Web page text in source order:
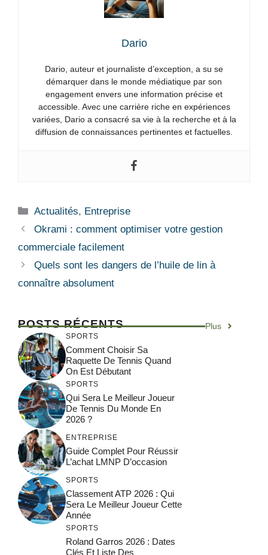
Dario
Dario, auteur et journaliste d’exception, a su se
démarquer dans le monde médiatique par son
engagement envers une information précise et
accessible. Avec une carrière riche en expériences
variées, Dario a consacré sa vie à la recherche et à la
diffusion de connaissances pertinentes et factuelles.
Catégories
Actualités, Entreprise
Okrami : comment optimiser votre gestion
commerciale facilement
Quels sont les dangers de l’huile de lin à
connaître absolument
POSTS RÉCENTS Plus
SPORTS
Comment Choisir Sa
Raquette De Tennis Quand
On Est Débutant
SPORTS
Qui Sera Le Meilleur Joueur
De Tennis Du Monde En
2026 ?
ENTREPRISE
Guide Complet Pour Réussir
L’achat LMNP D’occasion
SPORTS
Classement ATP 2026 : Qui
Sera Le Meilleur Joueur Cette
Année
SPORTS
Roland Garros 2026 : Dates
Clés Et Liste Des